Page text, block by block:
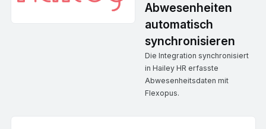
Abwesenheiten
automatisch
synchronisieren
Die Integration synchronisiert
in Hailey HR erfasste
Abwesenheitsdaten mit
Flexopus.